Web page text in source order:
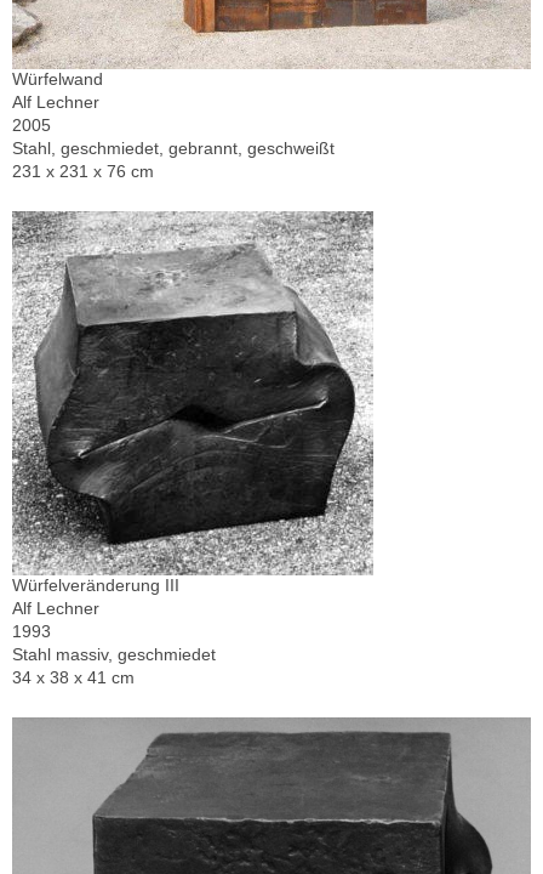
Würfelwand
Alf Lechner
2005
Stahl, geschmiedet, gebrannt, geschweißt
231 x 231 x 76 cm
Würfelveränderung III
Alf Lechner
1993
Stahl massiv, geschmiedet
34 x 38 x 41 cm